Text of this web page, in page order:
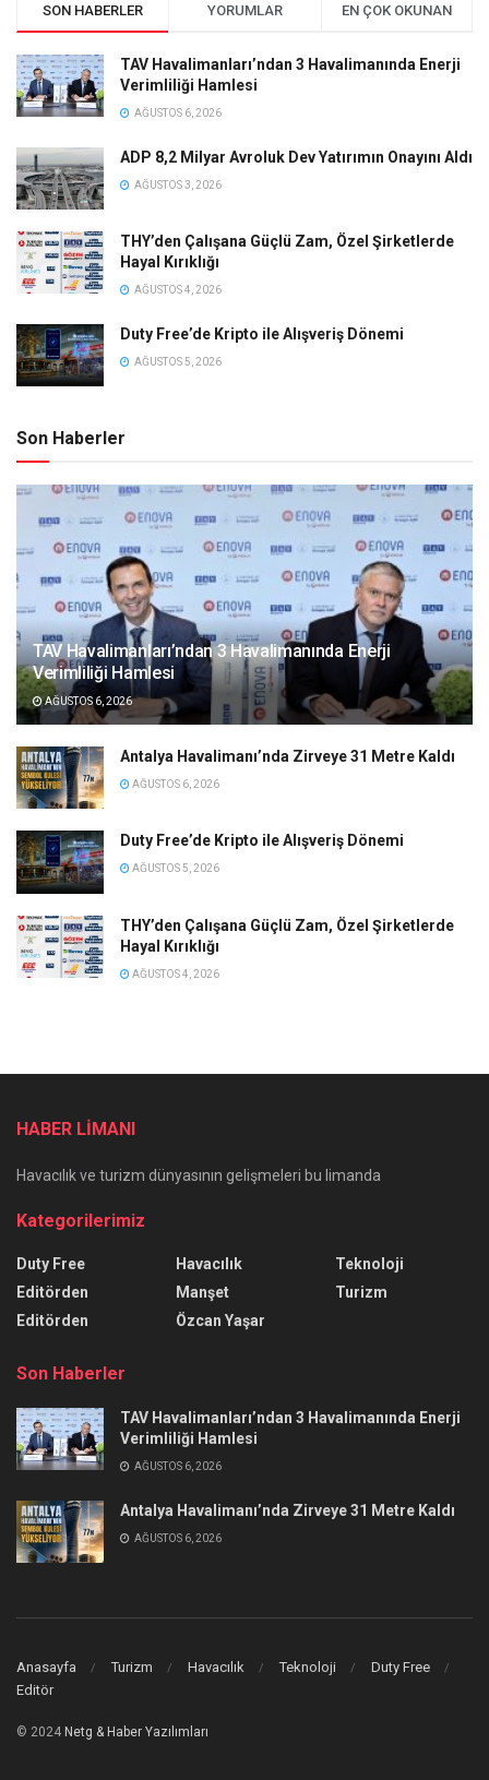
SON HABERLER YORUMLAR EN ÇOK OKUNAN
TAV Havalimanları’ndan 3 Havalimanında Enerji
Verimliliği Hamlesi
AĞUSTOS 6, 2026
ADP 8,2 Milyar Avroluk Dev Yatırımın Onayını Aldı
AĞUSTOS 3, 2026
THY’den Çalışana Güçlü Zam, Özel Şirketlerde
Hayal Kırıklığı
AĞUSTOS 4, 2026
Duty Free’de Kripto ile Alışveriş Dönemi
AĞUSTOS 5, 2026
Son Haberler
TAV Havalimanları’ndan 3 Havalimanında Enerji
Verimliliği Hamlesi
AĞUSTOS 6, 2026
Antalya Havalimanı’nda Zirveye 31 Metre Kaldı
AĞUSTOS 6, 2026
Duty Free’de Kripto ile Alışveriş Dönemi
AĞUSTOS 5, 2026
THY’den Çalışana Güçlü Zam, Özel Şirketlerde
Hayal Kırıklığı
AĞUSTOS 4, 2026
HABER LİMANI
Havacılık ve turizm dünyasının gelişmeleri bu limanda
Kategorilerimiz
Duty Free
Editörden
Editörden
Havacılık
Manşet
Özcan Yaşar
Teknoloji
Turizm
Son Haberler
TAV Havalimanları’ndan 3 Havalimanında Enerji
Verimliliği Hamlesi
AĞUSTOS 6, 2026
Antalya Havalimanı’nda Zirveye 31 Metre Kaldı
AĞUSTOS 6, 2026
Anasayfa Turizm Havacılık Teknoloji
Duty Free
Editör
© 2024 Netg & Haber Yazılımları